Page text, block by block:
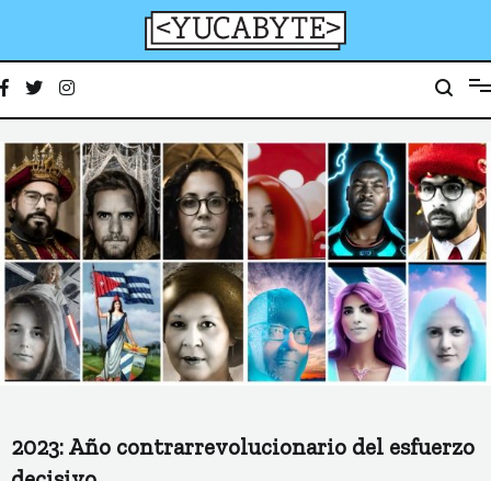
YucaByte
2023: Año contrarrevolucionario del esfuerzo